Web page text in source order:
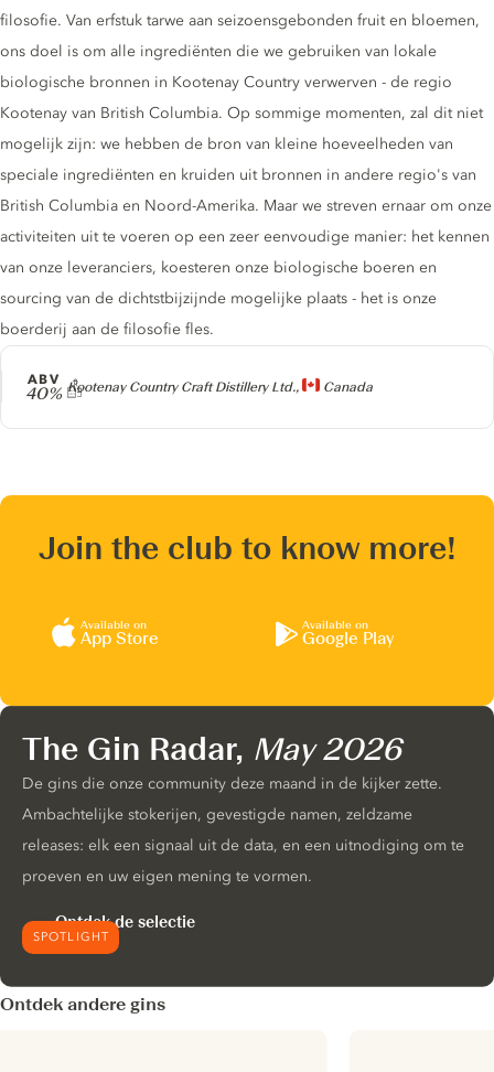
Producer
Kootenay Country Craft Distillery Ltd., Canada
ABV
40%
filosofie. Van erfstuk tarwe aan seizoensgebonden fruit en bloemen,
ons doel is om alle ingrediënten die we gebruiken van lokale
biologische bronnen in Kootenay Country verwerven - de regio
Kootenay van British Columbia. Op sommige momenten, zal dit niet
mogelijk zijn: we hebben de bron van kleine hoeveelheden van
speciale ingrediënten en kruiden uit bronnen in andere regio's van
British Columbia en Noord-Amerika. Maar we streven ernaar om onze
activiteiten uit te voeren op een zeer eenvoudige manier: het kennen
van onze leveranciers, koesteren onze biologische boeren en
sourcing van de dichtstbijzijnde mogelijke plaats - het is onze
boerderij aan de filosofie fles.
Join the club to know more!
Available on
App Store
Available on
Google Play
SPOTLIGHT
The Gin Radar, May 2026
De gins die onze community deze maand in de kijker zette.
Ambachtelijke stokerijen, gevestigde namen, zeldzame
releases: elk een signaal uit de data, en een uitnodiging om te
proeven en uw eigen mening te vormen.
Ontdek de selectie
Ontdek andere gins